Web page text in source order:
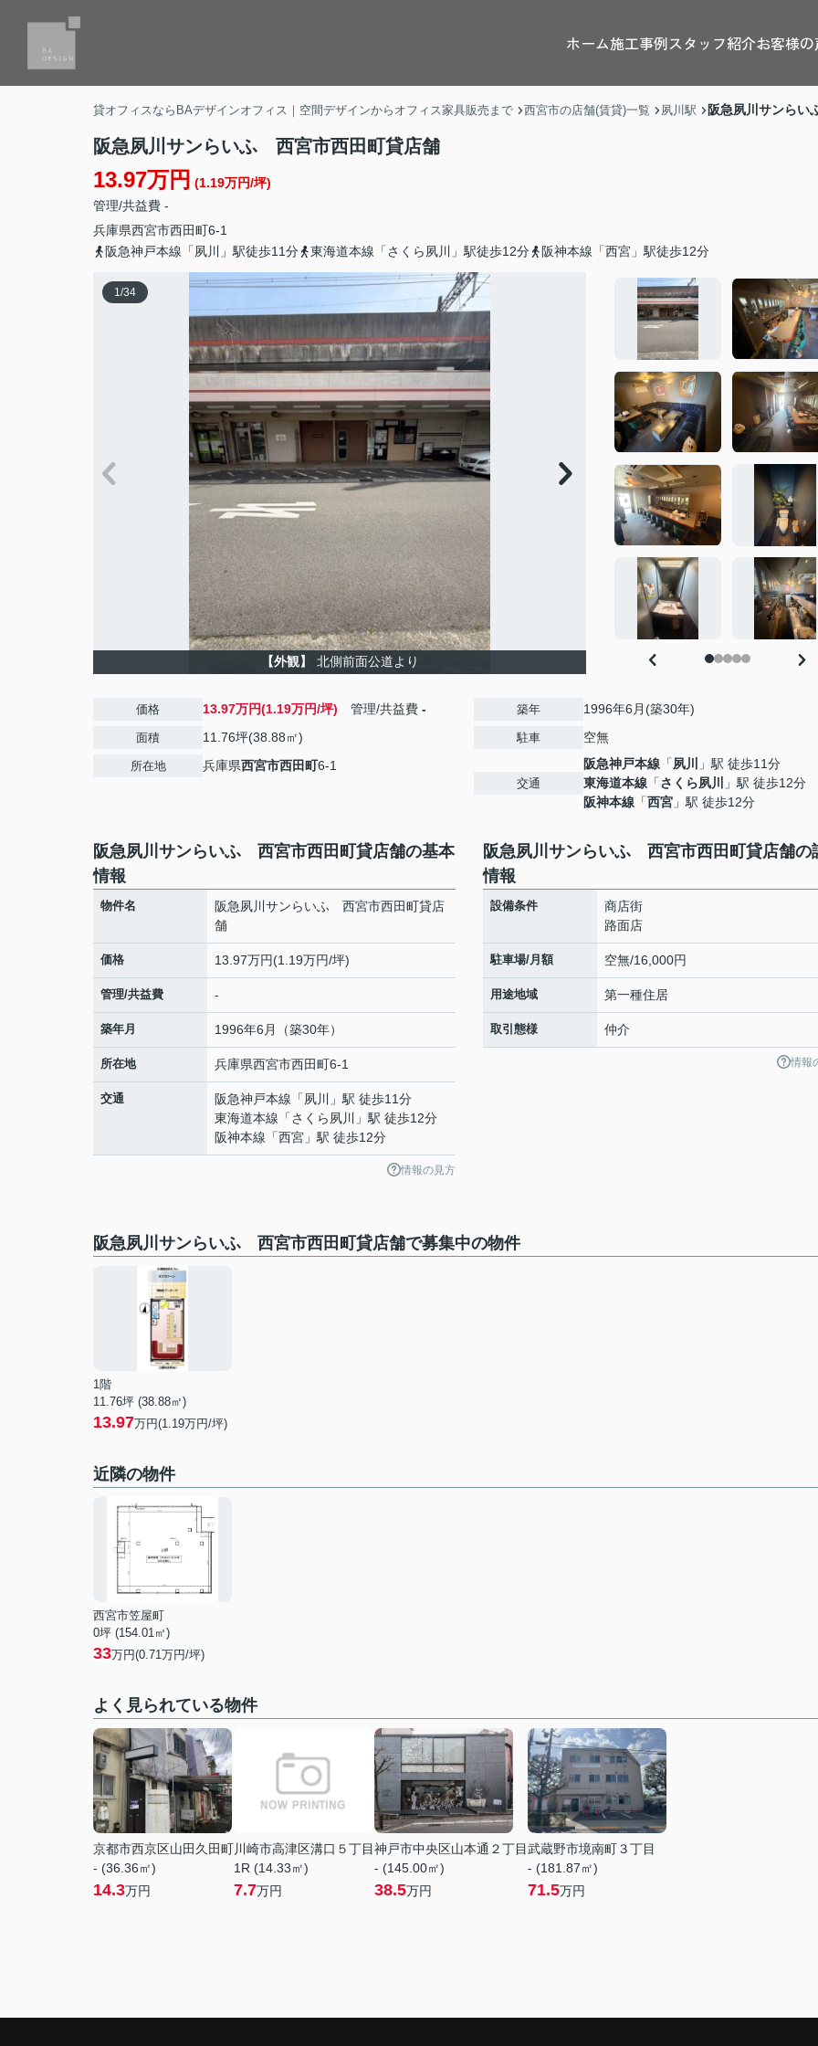
ホーム施工事例スタッフ紹介お客様
貸オフィスならBAデザインオフィス｜空間デザインからオフィス家具販売まで 西宮市の店舗(賃貸)一覧 夙川駅 阪急夙川サンら
阪急夙川サンらいふ 西宮市西田町貸店舗
13.97万円 (1.19万円/坪)
管理/共益費 -
兵庫県西宮市西田町6-1
阪急神戸本線「夙川」駅徒歩11分
東海道本線「さくら夙川」駅徒歩12分 阪神本線「西宮」駅徒歩12分
1/34
【外観】 北側前面公道より
価格 13.97万円(1.19万円/坪) 管理/共益費 -
面積 11.76坪(38.88㎡)
所在地 兵庫県西宮市西田町6-1
築年 1996年6月(築30年)
駐車 空無
交通
阪急神戸本線 「夙川
」駅 徒歩11分
東海道本線 「さくら夙川
」駅 徒歩12分
阪神本線 「西宮 」駅 徒歩12分
阪急夙川サンらいふ 西宮市西田町貸店舗の基本
情報
物件名
阪急夙川サンらいふ 西宮市西田町貸店
舗
価格 13.97万円(1.19万円/坪)
管理/共益費 -
築年月 1996年6月（築30年）
所在地 兵庫県西宮市西田町6-1
交通 阪急神戸本線 「夙川
」駅 徒歩11分
東海道本線 「さくら夙川
」駅 徒歩12分
阪神本線 「西宮 」駅 徒歩12分
情報の見方
阪急夙川サンらいふ 西宮市西田町貸店舗の
情報
設備条件
商店街
路面店
駐車場/月額 空無/16,000円
用途地域 第一種住居
取引態様 仲介
情報
阪急夙川サンらいふ 西宮市西田町貸店舗で募集中の物件
1階
11.76坪 (38.88㎡)
13.97万円(1.19万円/坪)
近隣の物件
西宮市笠屋町
0坪 (154.01㎡)
33万円(0.71万円/坪)
よく見られている物件
京都市西京区山田久田町
- (36.36㎡)
14.3万円
川崎市高津区溝口５丁目
1R (14.33㎡)
7.7万円
神戸市中央区山本通２丁目
- (145.00㎡)
38.5万円
武蔵野市境南町３丁目
- (181.87㎡)
71.5万円